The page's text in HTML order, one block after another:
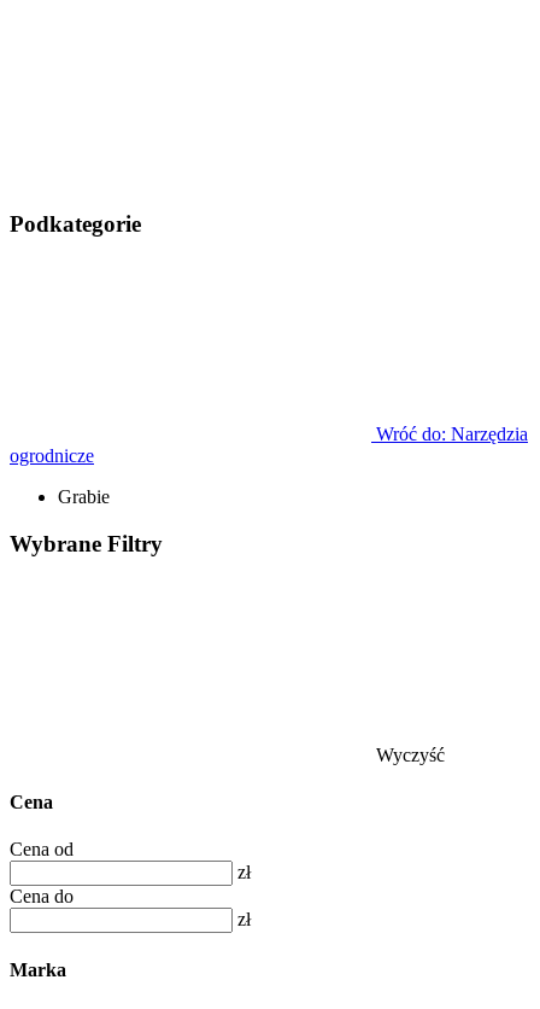
Podkategorie
Wróć do: Narzędzia
ogrodnicze
Grabie
Wybrane Filtry
Wyczyść
Cena
Cena od
zł
Cena do
zł
Marka